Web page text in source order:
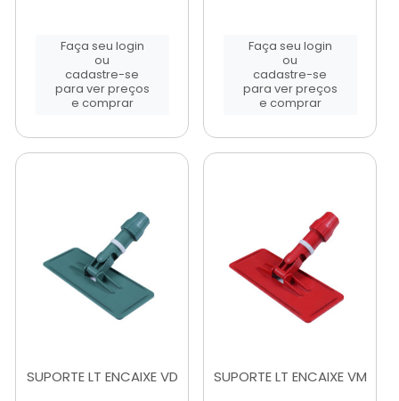
Faça seu login
ou
cadastre-se
para ver preços
e comprar
Faça seu login
ou
cadastre-se
para ver preços
e comprar
SUPORTE LT ENCAIXE VD SUPORTE LT ENCAIXE VM